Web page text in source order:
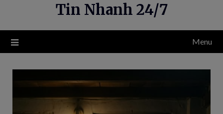
Tin Nhanh 24/7
Menu